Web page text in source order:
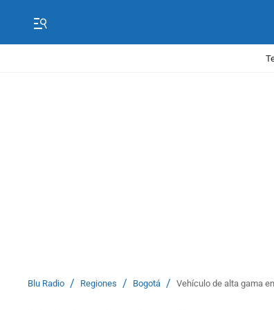
Blu Radio / Regiones / Bogotá / Vehículo de alta gama